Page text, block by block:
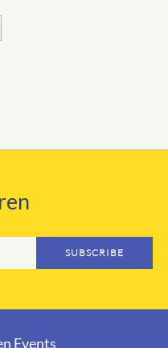
SUBSCRIBE
Events